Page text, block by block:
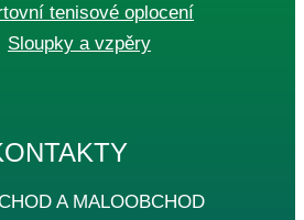
tenisové oplocení
Sloupky a vzpěry
A MALOOBCHOD